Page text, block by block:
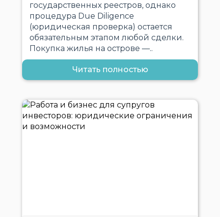
государственных реестров, однако
процедура Due Diligence
(юридическая проверка) остается
обязательным этапом любой сделки.
Покупка жилья на острове —..
Читать полностью